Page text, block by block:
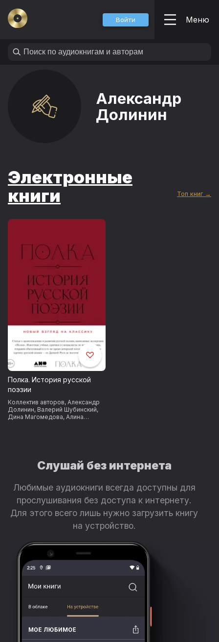
Войти Меню
Александр
Долинин
Электронные
книги
Топ книг →
Полка. История русской
поэзии
Коллектив авторов, Александр
Долинин, Валерий Шубинский,
Дина Магомедова, Алина
Слушай без интернета
Любимые аудиокниги всегда доступны для
прослушивания без доступа к интернету.
Для этого всего лишь нужно загрузить книгу
на устройство.